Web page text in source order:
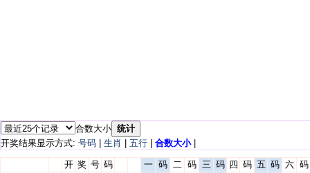
合数大小 统计
开奖结果显示方式: 号码 生肖 五行 合数大小|
开 奖 号 码 一 码 二 码 三 码 四 码 五 码 六 码